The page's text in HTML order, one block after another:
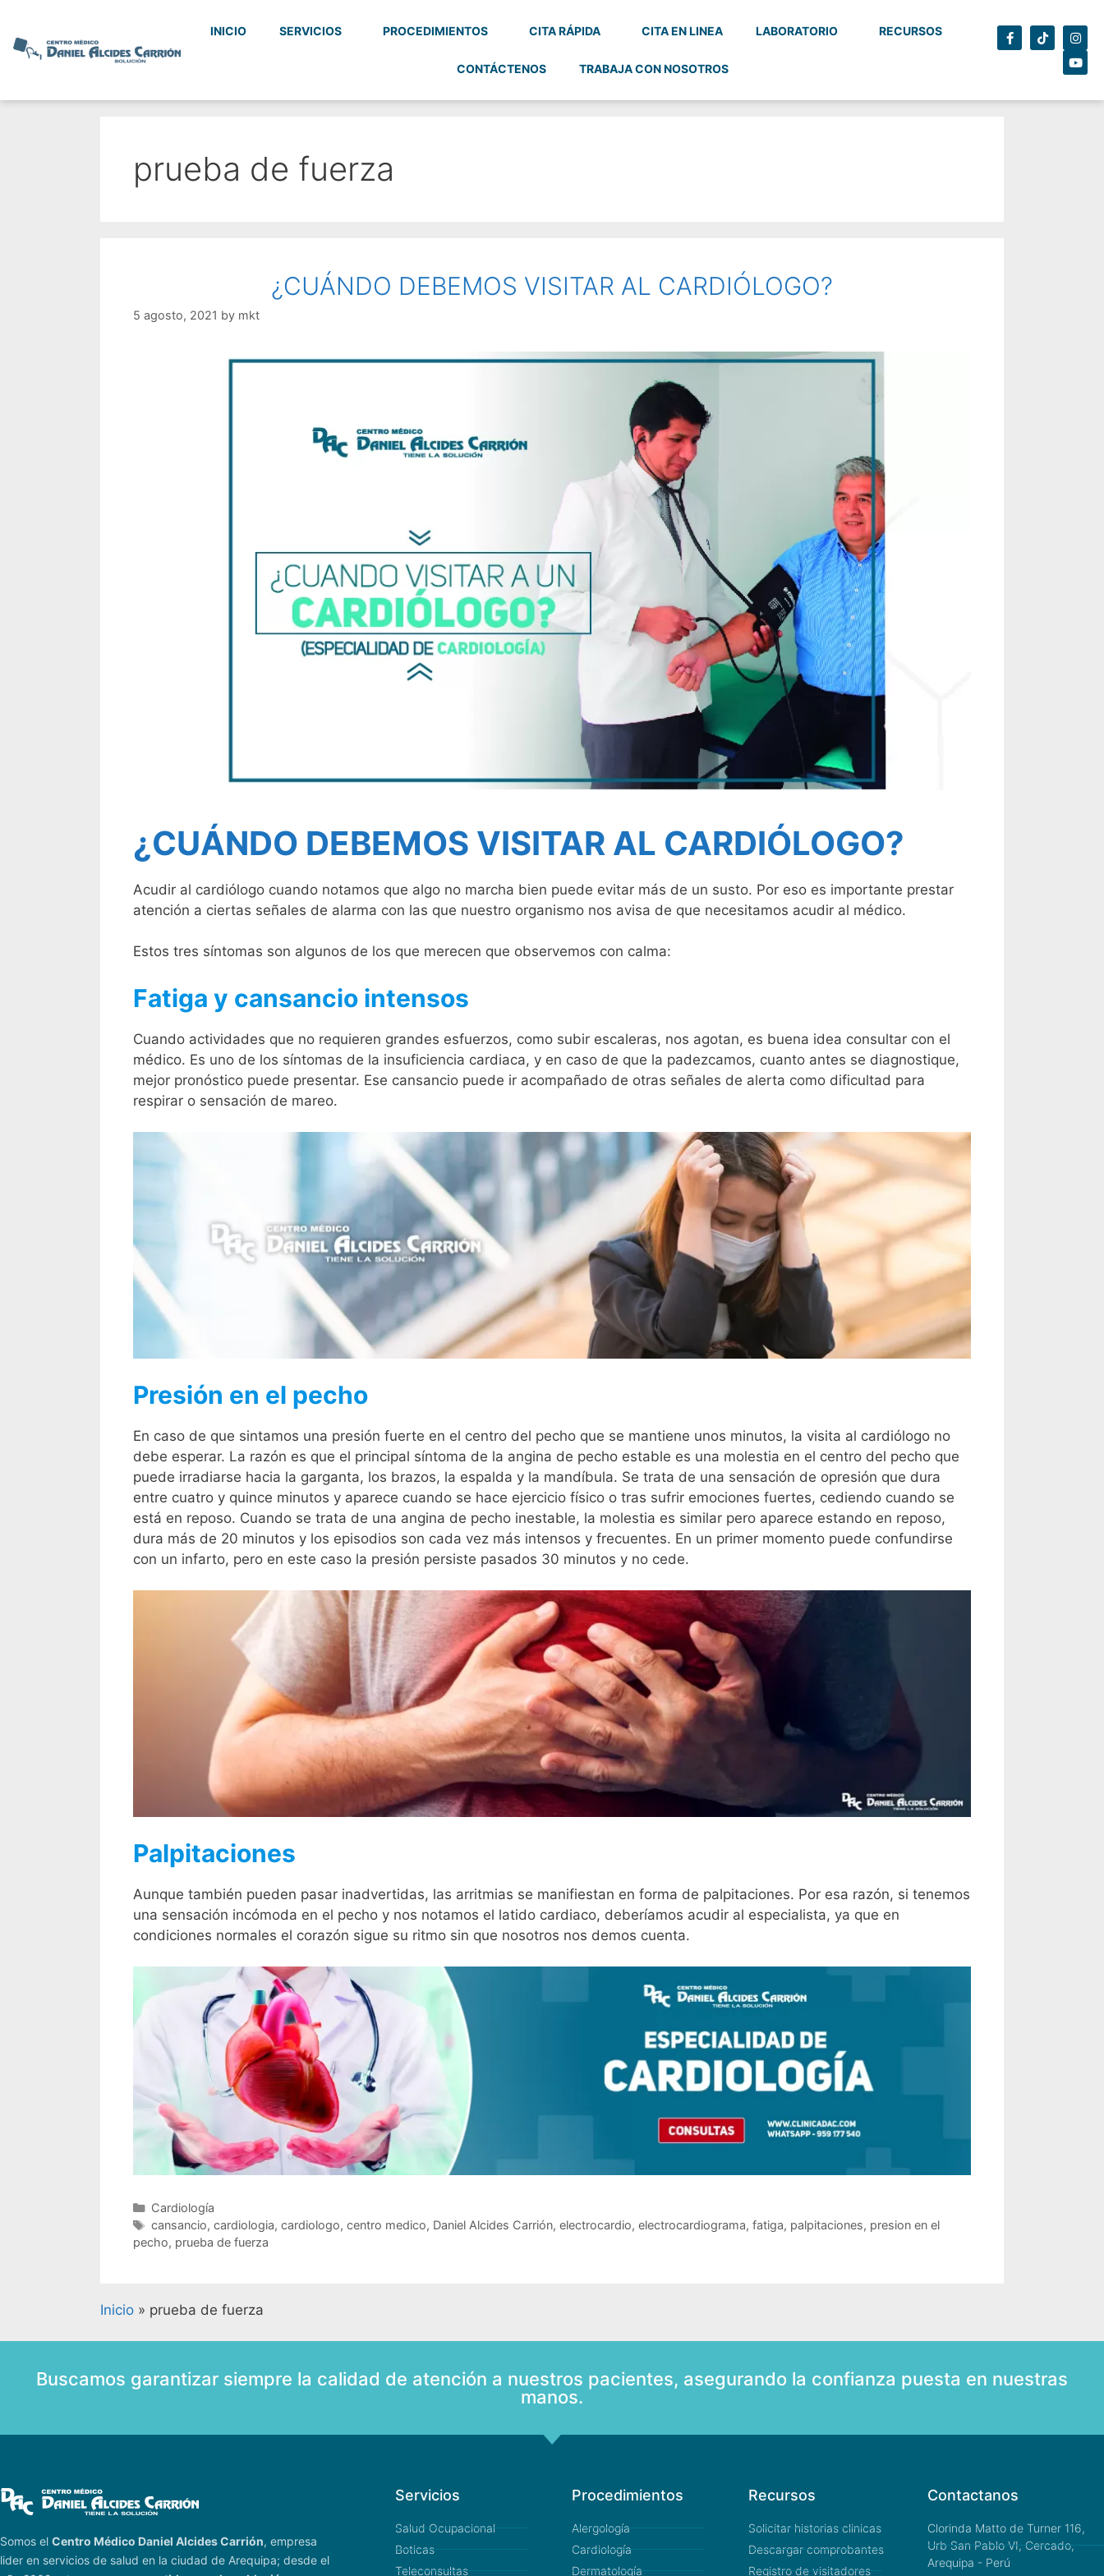
INICIO SERVICIOS PROCEDIMIENTOS CITA RÁPIDA CITA EN LINEA LABORATORIO RECURSOS
CONTÁCTENOS TRABAJA CON NOSOTROS
prueba de fuerza
¿CUÁNDO DEBEMOS VISITAR AL CARDIÓLOGO?
5 agosto, 2021 by mkt
¿CUÁNDO DEBEMOS VISITAR AL CARDIÓLOGO?
Acudir al cardiólogo cuando notamos que algo no marcha bien puede evitar más de un susto. Por eso es importante prestar
atención a ciertas señales de alarma con las que nuestro organismo nos avisa de que necesitamos acudir al médico.
Estos tres síntomas son algunos de los que merecen que observemos con calma:
Fatiga y cansancio intensos
Cuando actividades que no requieren grandes esfuerzos, como subir escaleras, nos agotan, es buena idea consultar con el
médico. Es uno de los síntomas de la insuficiencia cardiaca, y en caso de que la padezcamos, cuanto antes se diagnostique,
mejor pronóstico puede presentar. Ese cansancio puede ir acompañado de otras señales de alerta como dificultad para
respirar o sensación de mareo.
Presión en el pecho
En caso de que sintamos una presión fuerte en el centro del pecho que se mantiene unos minutos, la visita al cardiólogo no
debe esperar. La razón es que el principal síntoma de la angina de pecho estable es una molestia en el centro del pecho que
puede irradiarse hacia la garganta, los brazos, la espalda y la mandíbula. Se trata de una sensación de opresión que dura
entre cuatro y quince minutos y aparece cuando se hace ejercicio físico o tras sufrir emociones fuertes, cediendo cuando se
está en reposo. Cuando se trata de una angina de pecho inestable, la molestia es similar pero aparece estando en reposo,
dura más de 20 minutos y los episodios son cada vez más intensos y frecuentes. En un primer momento puede confundirse
con un infarto, pero en este caso la presión persiste pasados 30 minutos y no cede.
Palpitaciones
Aunque también pueden pasar inadvertidas, las arritmias se manifiestan en forma de palpitaciones. Por esa razón, si tenemos
una sensación incómoda en el pecho y nos notamos el latido cardiaco, deberíamos acudir al especialista, ya que en
condiciones normales el corazón sigue su ritmo sin que nosotros nos demos cuenta.
Cardiología
cansancio, cardiologia, cardiologo, centro medico, Daniel Alcides Carrión, electrocardio, electrocardiograma, fatiga, palpitaciones, presion en el
pecho, prueba de fuerza
Inicio » prueba de fuerza
Buscamos garantizar siempre la calidad de atención a nuestros pacientes, asegurando la confianza puesta en nuestras
manos.
Somos el Centro Médico Daniel Alcides Carrión, empresa
lider en servicios de salud en la ciudad de Arequipa; desde el
Servicios
Salud Ocupacional
Boticas
Teleconsultas
Procedimientos
Alergología
Cardiología
Dermatología
Recursos
Solicitar historias clinicas
Descargar comprobantes
Registro de visitadores
Contactanos
Clorinda Matto de Turner 116,
Urb San Pablo VI, Cercado,
Arequipa - Perú